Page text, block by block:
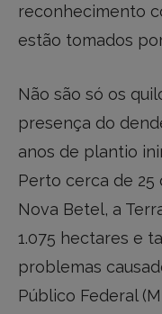
reconhecimento
estão tomados
Não são só os
presença do
anos de plantio
Perto cerca de
Nova Betel, a
1.075 hectares e
problemas
Público Federal